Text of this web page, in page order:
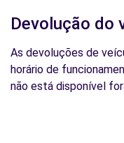
Devolução do
As devoluções de
horário de
não está disponível